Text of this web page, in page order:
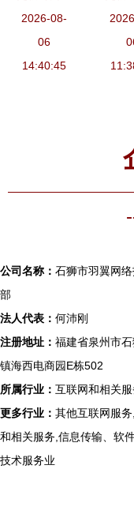
厂拌设备批
发厂家，价
格优势与技
2026-08-
06
14:40:45
络技
赋能
公司名称： 石狮市羽翼网
部
法人代表： 何沛刚
注册地址： 福建省泉州市
镇海西电商园E栋502
所属行业： 互联网和相关服
更多行业： 其他互联网服
和相关服务,信息传输、软
技术服务业